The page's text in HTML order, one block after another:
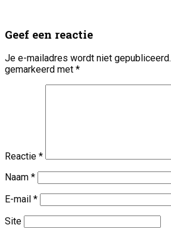
Geef een reactie
Je e-mailadres wordt niet gepubliceerd.
gemarkeerd met *
Reactie *
Naam *
E-mail *
Site